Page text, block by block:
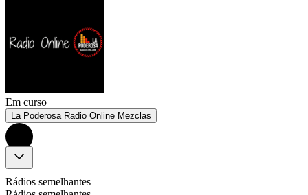
Em curso
La Poderosa Radio Online Mezclas
Rádios semelhantes